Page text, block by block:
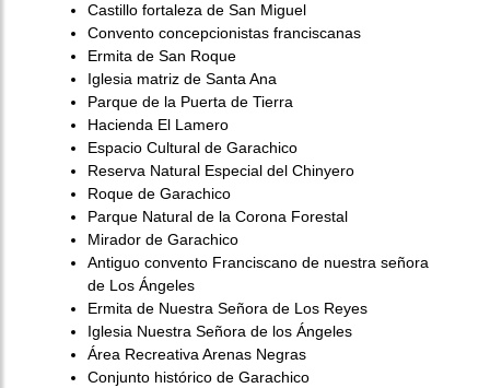
Castillo fortaleza de San Miguel
Convento concepcionistas franciscanas
Ermita de San Roque
Iglesia matriz de Santa Ana
Parque de la Puerta de Tierra
Hacienda El Lamero
Espacio Cultural de Garachico
Reserva Natural Especial del Chinyero
Roque de Garachico
Parque Natural de la Corona Forestal
Mirador de Garachico
Antiguo convento Franciscano de nuestra señora
de Los Ángeles
Ermita de Nuestra Señora de Los Reyes
Iglesia Nuestra Señora de los Ángeles
Área Recreativa Arenas Negras
Conjunto histórico de Garachico